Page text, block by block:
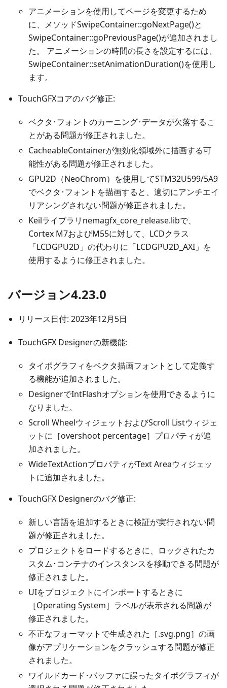
アニメーションを使用してページを変更するため
に、メソッドSwipeContainer::goNextPage()と
SwipeContainer::goPreviousPage()が追加されまし
た。 アニメーションの時間の長さを設定するには、
SwipeContainer::setAnimationDuration()を使用し
ます。
TouchGFXコアのバグ修正:
ベクタ･フォントのカーニング･データが欠落するこ
とがある問題が修正されました。
CacheableContainerが無効化領域外に描画する可
能性がある問題が修正されました。
GPU2D（NeoChrom）を使用してSTM32U599/5A9
でベクタ･フォントを描画すると、適切にアンチエイ
リアシングされない問題が修正されました。
Keilライブラリnemagfx_core_release.libで、
Cortex M7およびM55に対して、LCDクラス
「LCDGPU2D」の代わりに「LCDGPU2D_AXI」を
使用するように修正されました。
バージョン4.23.0
リリース日付: 2023年12月5日
TouchGFX Designerの新機能:
タイポグラフィをベクタ描画フォントとして定義す
る機能が追加されました。
DesignerでIntFlashオプションを使用できるように
なりました。
Scroll WheelウィジェットおよびScroll Listウィジェ
ットに［overshoot percentage］プロパティが追
加されました。
WideTextActionプロパティがText Areaウィジェッ
トに追加されました。
TouchGFX Designerのバグ修正:
新しい言語を追加するときに検証が実行されない問
題が修正されました。
プロジェクトをロードするときに、ロックされたカ
スタム･コンテナのインスタンスを移動できる問題が
修正されました。
UIをプロジェクトにインポートするときに
［Operating System］ラベルが表示される問題が
修正されました。
不正なフォーマットで生成された［.svg.png］の画
像がアプリケーションをクラッシュする問題が修正
されました。
ワイルドカード･バッファに誤ったタイポグラフィが